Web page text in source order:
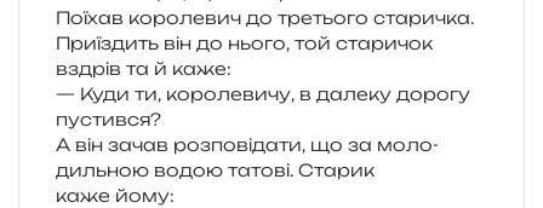
Поїхав коро­ле­вич до тре­тьо­го ста­ри­чка.
Приїздить він до нього, той ста­ри­чок
вздрів та й каже:
— Куди ти, коро­ле­ви­чу, в дале­ку доро­гу
пустився?
А він зачав роз­по­від­а­ти, що за моло­
диль­ною водою тато­ві. Старик
каже йому: